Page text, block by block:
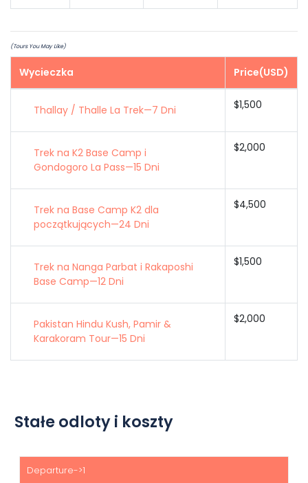
(Tours You May Like)
Wycieczka Price(USD)
Thallay / Thalle La Trek—7 Dni $1,500
Trek na K2 Base Camp i
Gondogoro La Pass—15 Dni
$2,000
Trek na Base Camp K2 dla
początkujących—24 Dni
$4,500
Trek na Nanga Parbat i Rakaposhi
Base Camp—12 Dni
$1,500
Pakistan Hindu Kush, Pamir &
Karakoram Tour—15 Dni
$2,000
Stałe odloty i koszty
Początek